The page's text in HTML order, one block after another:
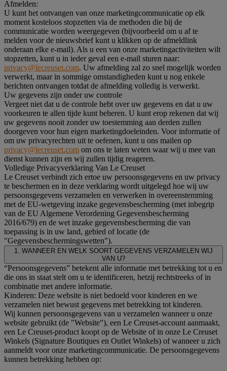
Afmelden:
U kunt het ontvangen van onze marketingcommunicatie op elk
moment kosteloos stopzetten via de methoden die bij de
communicatie worden weergegeven (bijvoorbeeld om u af te
melden voor de nieuwsbrief kunt u klikken op de afmeldlink
onderaan elke e-mail). Als u een van onze marketingactiviteiten wilt
stopzetten, kunt u in ieder geval een e-mail sturen naar:
privacy@lecreuset.com. Uw afmelding zal zo snel mogelijk worden
verwerkt, maar in sommige omstandigheden kunt u nog enkele
berichten ontvangen totdat de afmelding volledig is verwerkt.
Uw gegevens zijn onder uw controle
Vergeet niet dat u de controle hebt over uw gegevens en dat u uw
voorkeuren te allen tijde kunt beheren. U kunt erop rekenen dat wij
uw gegevens nooit zonder uw toestemming aan derden zullen
doorgeven voor hun eigen marketingdoeleinden. Voor informatie of
om uw privacyrechten uit te oefenen, kunt u ons mailen op
privacy@lecreuset.com om ons te laten weten waar wij u mee van
dienst kunnen zijn en wij zullen tijdig reageren.
Volledige Privacyverklaring Van Le Creuset
Le Creuset verbindt zich ertoe uw persoonsgegevens en uw privacy
te beschermen en in deze verklaring wordt uitgelegd hoe wij uw
persoonsgegevens verzamelen en verwerken in overeenstemming
met de EU-wetgeving inzake gegevensbescherming (met inbegrip
van de EU Algemene Verordening Gegevensbescherming
2016/679) en de wet inzake gegevensbescherming die van
toepassing is in uw land, gebied of locatie (de
"Gegevensbeschermingswetten").
1. WANNEER EN WELK SOORT GEGEVENS VERZAMELEN WIJ
VAN U?
“Persoonsgegevens” betekent alle informatie met betrekking tot u en
die ons in staat stelt om u te identificeren, hetzij rechtstreeks of in
combinatie met andere informatie.
Kinderen: Deze website is niet bedoeld voor kinderen en we
verzamelen niet bewust gegevens met betrekking tot kinderen.
Wij kunnen persoonsgegevens van u verzamelen wanneer u onze
website gebruikt (de "Website"), een Le Creuset-account aanmaakt,
een Le Creuset-product koopt op de Website of in onze Le Creuset
Winkels (Signature Boutiques en Outlet Winkels) of wanneer u zich
aanmeldt voor onze marketingcommunicatie. De persoonsgegevens
kunnen betrekking hebben op: